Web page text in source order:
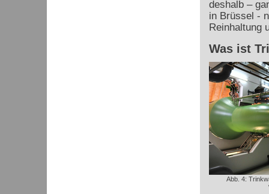
deshalb –
in Brüssel -
Reinhaltung
Was ist
Abb. 4: